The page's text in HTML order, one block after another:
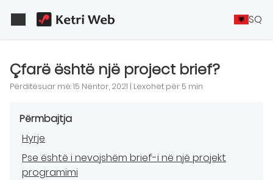
SQ
Çfarë është një project brief?
Përditësuar më: 15 Nëntor, 2021 | Lexohet për 5 min
Përmbajtja
Hyrje
Pse është i nevojshëm brief-i në një projekt
programimi